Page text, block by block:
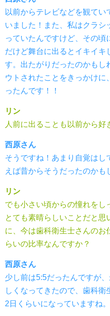
以前からテレビなどを観て
いました！また、私はクラ
っていたんですけど、その
だけど舞台に出るとイキイキ
す。出たがりだったのかもし
ウトされたことをきっかけ
ったんです！！
リン
人前に出ることも以前から好
西原さん
そうですね！あまり自覚はし
えば昔からそうだったのかも
リン
でも小さい頃からの憧れをし
とても素晴らしいことだと
に、今は歯科衛生士さんのお
らいの比率なんですか？
西原さん
少し前は5:5だったんですが
しくなってきたので、歯科衛
2日くらいになっていますね。